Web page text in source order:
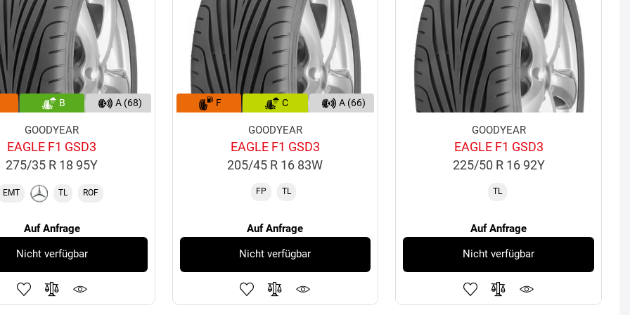
B A (68)
GOODYEAR
EAGLE F1 GSD3
275/35 R 18 95Y
EMT TL ROF
Auf Anfrage
Nicht verfügbar
F C A (66)
GOODYEAR
EAGLE F1 GSD3
205/45 R 16 83W
FP TL
Auf Anfrage
Nicht verfügbar
GOODYEAR
EAGLE F1 GSD3
225/50 R 16 92Y
TL
Auf Anfrage
Nicht verfügbar